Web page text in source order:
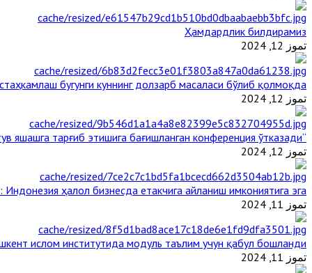
Ҳамдардлик билдирамиз
تموز 12, 2024
бугунги куннинг долзарб масаласи бўлиб қолмоқда
تموز 12, 2024
“Ал-Азҳар” Таиландда динларнинг тинч-тотув яшашга тарғиб этишига бағишланган конференция ўтказади
تموز 12, 2024
ҳалол бизнесда етакчига айланиш имкониятига эга
تموز 11, 2024
ислом институтида модуль таълим учун қабул бошланди
تموز 11, 2024